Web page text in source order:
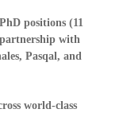
positions (11
with
Pasqal, and
world-class